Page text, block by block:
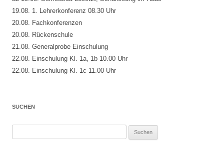
19.08. 1. Lehrerkonferenz 08.30 Uhr
20.08. Fachkonferenzen
20.08. Rückenschule
21.08. Generalprobe Einschulung
22.08. Einschulung Kl. 1a, 1b 10.00 Uhr
22.08. Einschulung Kl. 1c 11.00 Uhr
SUCHEN